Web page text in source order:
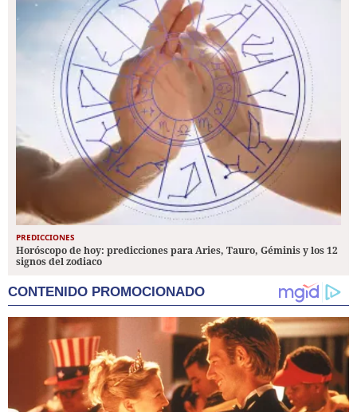
PREDICCIONES
Horóscopo de hoy: predicciones para Aries, Tauro, Géminis y los 12
signos del zodiaco
CONTENIDO PROMOCIONADO